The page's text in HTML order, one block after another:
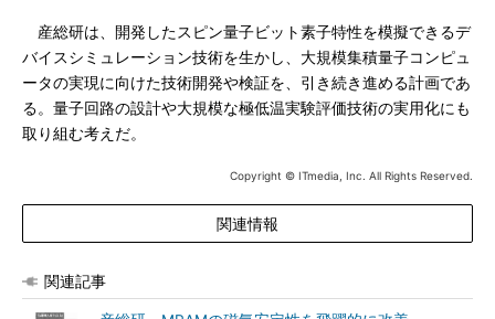
産総研は、開発したスピン量子ビット素子特性を模擬できるデ
バイスシミュレーション技術を生かし、大規模集積量子コンピュ
ータの実現に向けた技術開発や検証を、引き続き進める計画であ
る。量子回路の設計や大規模な極低温実験評価技術の実用化にも
取り組む考えだ。
Copyright © ITmedia, Inc. All Rights Reserved.
関連情報
関連記事